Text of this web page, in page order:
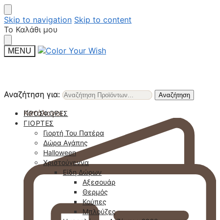
Skip to navigation Skip to content
Το Καλάθι μου
MENU
Αναζήτηση για: Αναζήτηση
Κατάλογοι
Αναζήτηση για: Αναζήτηση
ΠΡΟΣΦΟΡΈΣ
ΓΙΟΡΤΈΣ
Γιορτή Του Πατέρα
Δώρα Αγάπης
Halloween
Χριστούγεννα
Είδη Δώρων
Αξεσουάρ
Θερμός
Κούπες
Μπλούζες